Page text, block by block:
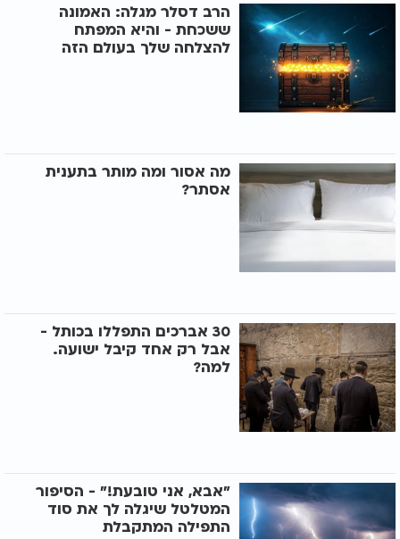
הרב דסלר מגלה: האמונה
ששכחת - והיא המפתח
להצלחה שלך בעולם הזה
מה אסור ומה מותר בתענית
אסתר?
30 אברכים התפללו בכותל -
אבל רק אחד קיבל ישועה.
למה?
"אבא, אני טובעת!" - הסיפור
המטלטל שיגלה לך את סוד
התפילה המתקבלת